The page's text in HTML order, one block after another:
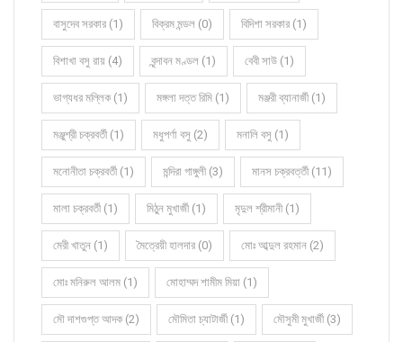
বাসুদেব সরকার (1) বিক্রম মন্ডল (0) বিদিশা সরকার (1)
বিশাখা বসু রায় (4) বৃন্দাবন মণ্ডল (1) বেবী সাউ (1)
ভাগ্যধর মল্লিক (1) মঙ্গলা দত্ত রিমি (1) মঞ্জরী ব্যানার্জী (1)
মঞ্জুশ্রী চক্রবর্তী (1) মধুপর্ণা বসু (2) মনালি বসু (1)
মনোনীতা চক্রবর্তী (1) মন্দিরা গাঙ্গুলী (3) মানস চক্রবর্ত্তী (11)
মালা চক্রবর্তী (1) মিঠুন মুখার্জী (1) মৃদুল শ্রীমানী (1)
মেরী খাতুন (1) মৈত্রেয়ী হালদার (0) মোঃ আব্দুল রহমান (2)
মোঃ মনিরুল আলম (1) মোহাম্মদ শামীম মিয়া (1)
মৌ দাশগুপ্ত আদক (2) মৌমিতা চ্যাটার্জী (1) মৌসুমী মুখার্জী (3)